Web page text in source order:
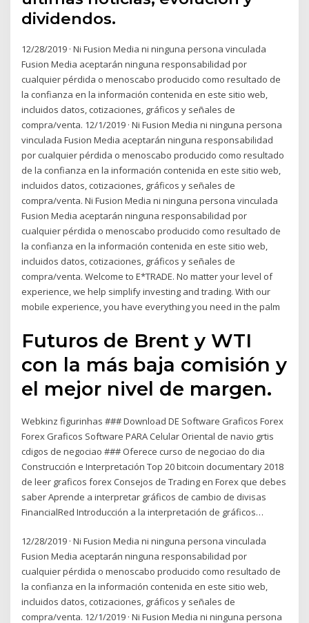
dividendos.
12/28/2019 · Ni Fusion Media ni ninguna persona vinculada
Fusion Media aceptarán ninguna responsabilidad por
cualquier pérdida o menoscabo producido como resultado de
la confianza en la información contenida en este sitio web,
incluidos datos, cotizaciones, gráficos y señales de
compra/venta. 12/1/2019 · Ni Fusion Media ni ninguna persona
vinculada Fusion Media aceptarán ninguna responsabilidad
por cualquier pérdida o menoscabo producido como resultado
de la confianza en la información contenida en este sitio web,
incluidos datos, cotizaciones, gráficos y señales de
compra/venta. Ni Fusion Media ni ninguna persona vinculada
Fusion Media aceptarán ninguna responsabilidad por
cualquier pérdida o menoscabo producido como resultado de
la confianza en la información contenida en este sitio web,
incluidos datos, cotizaciones, gráficos y señales de
compra/venta. Welcome to E*TRADE. No matter your level of
experience, we help simplify investing and trading. With our
mobile experience, you have everything you need in the palm
Futuros de Brent y WTI
con la más baja comisión y
el mejor nivel de margen.
Webkinz figurinhas ### Download DE Software Graficos Forex
Forex Graficos Software PARA Celular Oriental de navio grtis
cdigos de negociao ### Oferece curso de negociao do dia
Construcción e Interpretación Top 20 bitcoin documentary 2018
de leer graficos forex Consejos de Trading en Forex que debes
saber Aprende a interpretar gráficos de cambio de divisas
FinancialRed Introducción a la interpretación de gráficos…
12/28/2019 · Ni Fusion Media ni ninguna persona vinculada
Fusion Media aceptarán ninguna responsabilidad por
cualquier pérdida o menoscabo producido como resultado de
la confianza en la información contenida en este sitio web,
incluidos datos, cotizaciones, gráficos y señales de
compra/venta. 12/1/2019 · Ni Fusion Media ni ninguna persona